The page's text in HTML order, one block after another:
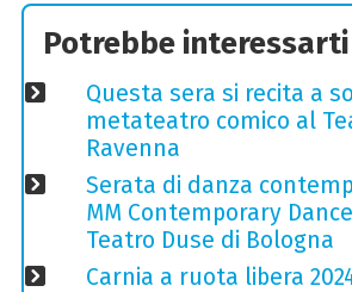
Potrebbe interessarti
Questa sera si recita a
metateatro comico al
Ravenna
Serata di danza
MM Contemporary
Teatro Duse di Bologna
Carnia a ruota libera